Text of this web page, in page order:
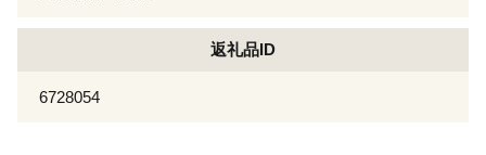
返礼品ID
6728054